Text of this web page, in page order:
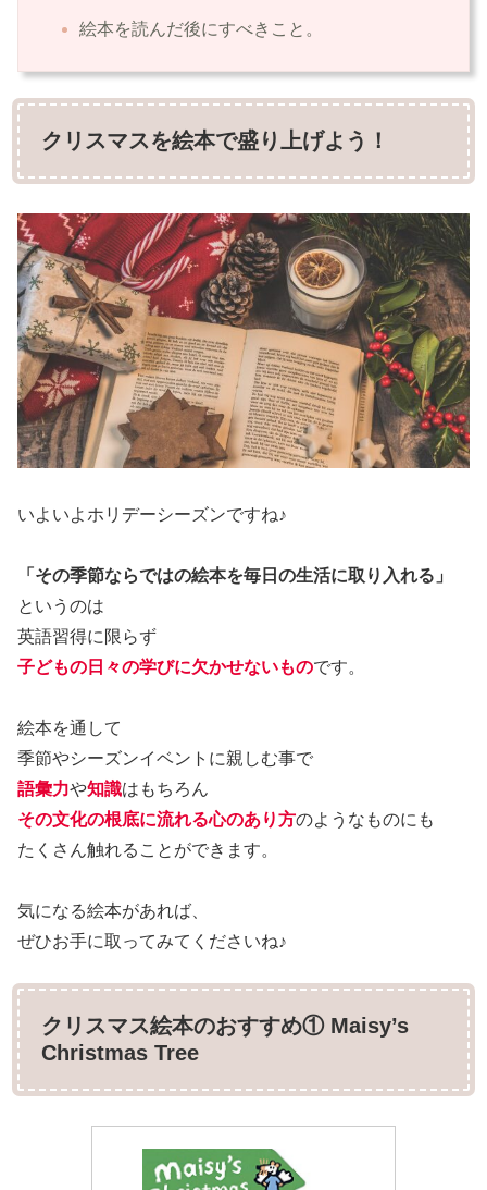
絵本を読んだ後にすべきこと。
クリスマスを絵本で盛り上げよう！
いよいよホリデーシーズンですね♪
「その季節ならではの絵本を毎日の生活に取り入れる」
というのは
英語習得に限らず
子どもの日々の学びに欠かせないものです。
絵本を通して
季節やシーズンイベントに親しむ事で
語彙力や知識はもちろん
その文化の根底に流れる心のあり方のようなものにも
たくさん触れることができます。
気になる絵本があれば、
ぜひお手に取ってみてくださいね♪
クリスマス絵本のおすすめ① Maisy’s
Christmas Tree